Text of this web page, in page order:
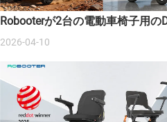
Robooterが2台の電動車椅子用の
ェブサイトを開設しました。
2026-04-10